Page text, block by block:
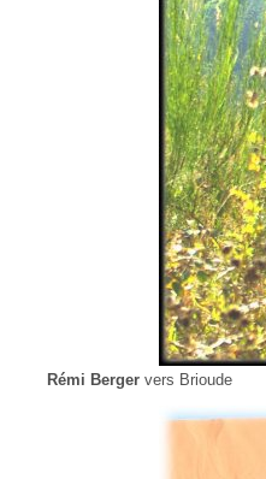
Rémi Berger vers Brioude